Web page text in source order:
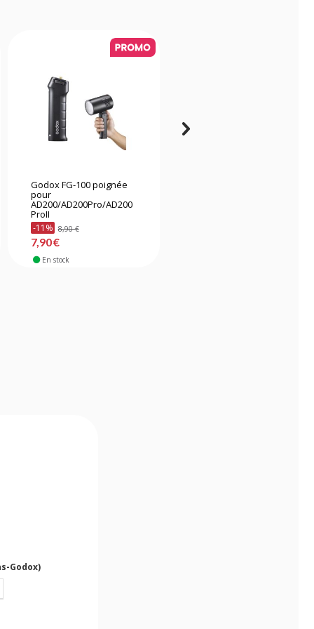
Godox FG-100 poignée
pour
AD200/AD200Pro/AD200
ProII
-11% 8,90 €
7,90 €
En stock
Godox)